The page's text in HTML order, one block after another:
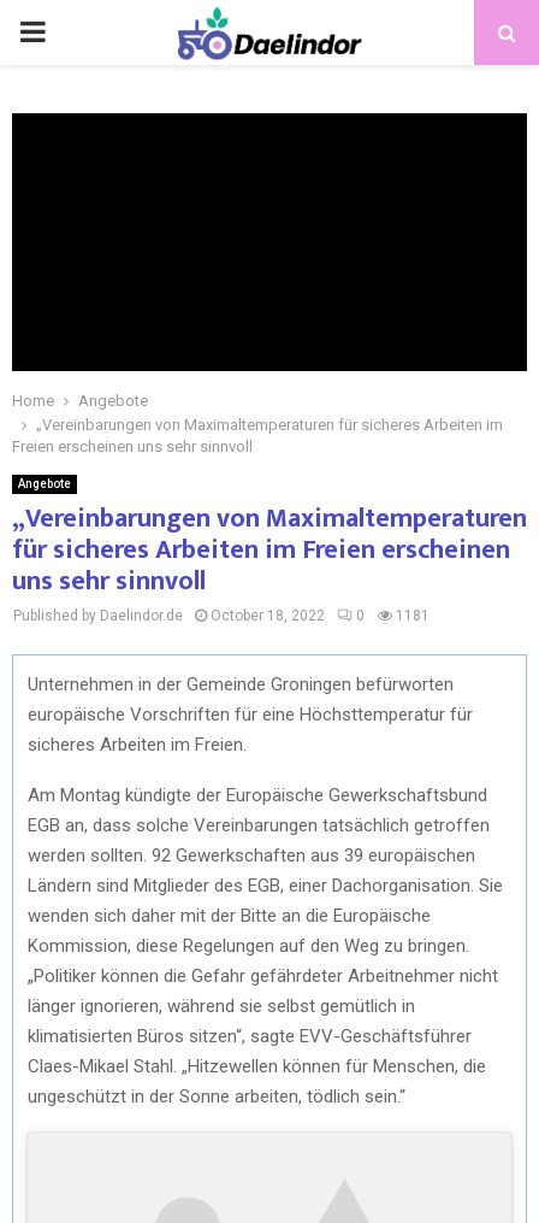
Home
Angebote
„Vereinbarungen von Maximaltemperaturen für sicheres Arbeiten im
Freien erscheinen uns sehr sinnvoll
Angebote
„Vereinbarungen von Maximaltemperaturen
für sicheres Arbeiten im Freien erscheinen
uns sehr sinnvoll
Published by Daelindor.de October 18, 2022 0 1181
Unternehmen in der Gemeinde Groningen befürworten
europäische Vorschriften für eine Höchsttemperatur für
sicheres Arbeiten im Freien.
Am Montag kündigte der Europäische Gewerkschaftsbund
EGB an, dass solche Vereinbarungen tatsächlich getroffen
werden sollten. 92 Gewerkschaften aus 39 europäischen
Ländern sind Mitglieder des EGB, einer Dachorganisation. Sie
wenden sich daher mit der Bitte an die Europäische
Kommission, diese Regelungen auf den Weg zu bringen.
„Politiker können die Gefahr gefährdeter Arbeitnehmer nicht
länger ignorieren, während sie selbst gemütlich in
klimatisierten Büros sitzen“, sagte EVV-Geschäftsführer
Claes-Mikael Stahl. „Hitzewellen können für Menschen, die
ungeschützt in der Sonne arbeiten, tödlich sein.“